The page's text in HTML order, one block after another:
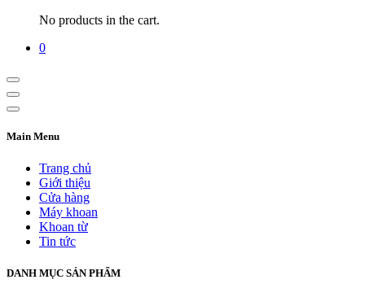
No products in the cart.
0
Main Menu
Trang chủ
Giới thiệu
Cửa hàng
Máy khoan
Khoan từ
Tin tức
DANH MỤC SẢN PHẨM